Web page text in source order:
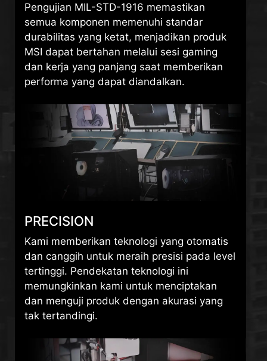
Pengujian MIL-STD-1916 memastikan
semua komponen memenuhi standar
durabilitas yang ketat, menjadikan produk
MSI dapat bertahan melalui sesi gaming
dan kerja yang panjang saat memberikan
performa yang dapat diandalkan.
PRECISION
Kami memberikan teknologi yang otomatis
dan canggih untuk meraih presisi pada level
tertinggi. Pendekatan teknologi ini
memungkinkan kami untuk menciptakan
dan menguji produk dengan akurasi yang
tak tertandingi.